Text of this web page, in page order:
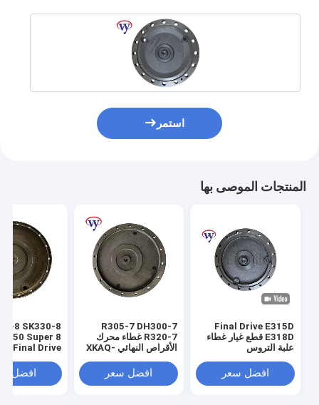
استمر
المنتجات الموصى بها
Final Drive E315D
E318D قطع غيار غطاء
علبة التروس
افضل سعر
R305-7 DH300-7
R320-7 غطاء محرك
الأقراص النهائي XKAQ-
افضل سعر
8 SK330-8
Super 8
Final Drive
افضل